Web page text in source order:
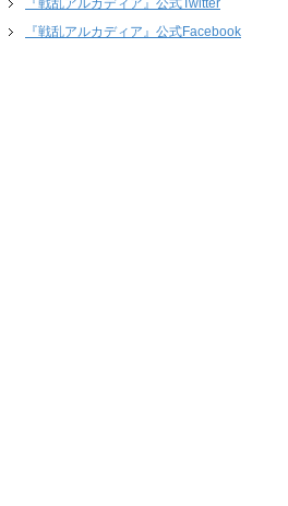
『戦乱アルカディア』公式Twitter
『戦乱アルカディア』公式Facebook